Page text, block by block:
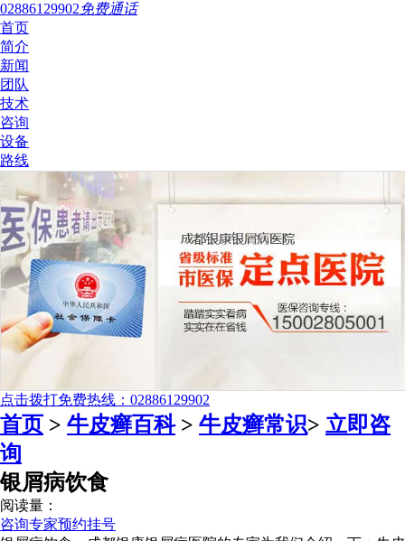
02886129902免费通话
首页
简介
新闻
团队
技术
咨询
设备
路线
点击拨打免费热线：02886129902
首页 > 牛皮癣百科> 牛皮癣常识> 立即咨
询
银屑病饮食
阅读量：
咨询专家预约挂号